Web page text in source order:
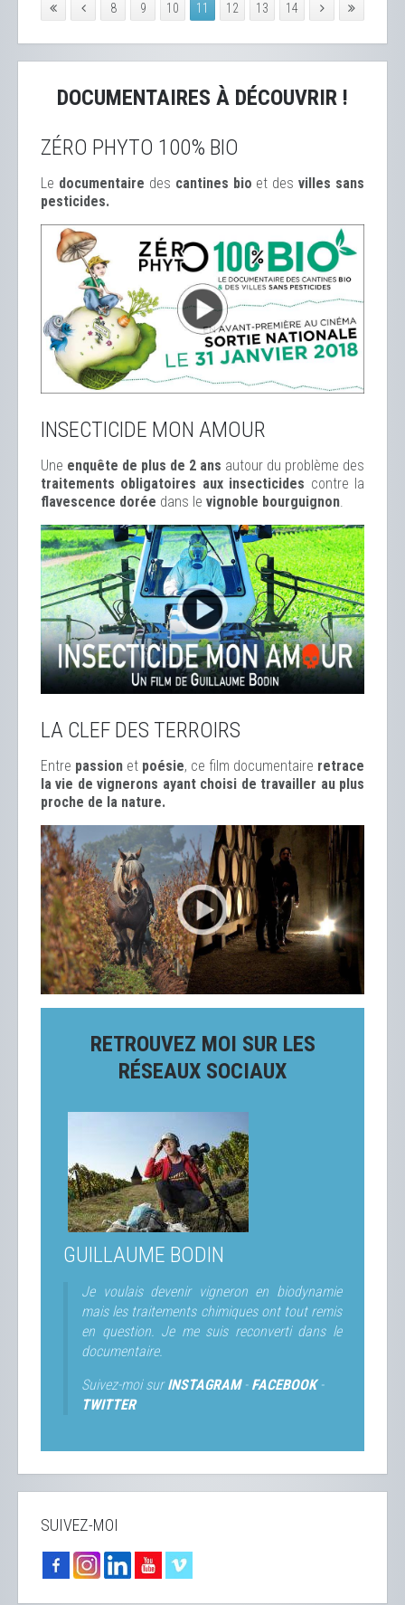
8 9 10 11 12 13 14
DOCUMENTAIRES À DÉCOUVRIR !
ZÉRO PHYTO 100% BIO
Le documentaire des cantines bio et desvilles sans
pesticides.
INSECTICIDE MON AMOUR
Une enquête de plus de 2 ans autour du problème des
traitements obligatoires aux insecticides contre la
flavescence dorée dans le vignoble bourguignon.
LA CLEF DES TERROIRS
Entre passion et poésie, ce film documentaire retrace
la vie de vignerons ayant choisi de travailler au plus
proche de la nature.
RETROUVEZ MOI SUR LES
RÉSEAUX SOCIAUX
GUILLAUME BODIN
Je voulais devenir vigneron en biodynamie
mais les traitements chimiques ont tout remis
en question. Je me suis reconverti dans le
documentaire.
Suivez-moi surINSTAGRAM- FACEBOOK-
TWITTER
SUIVEZ-MOI